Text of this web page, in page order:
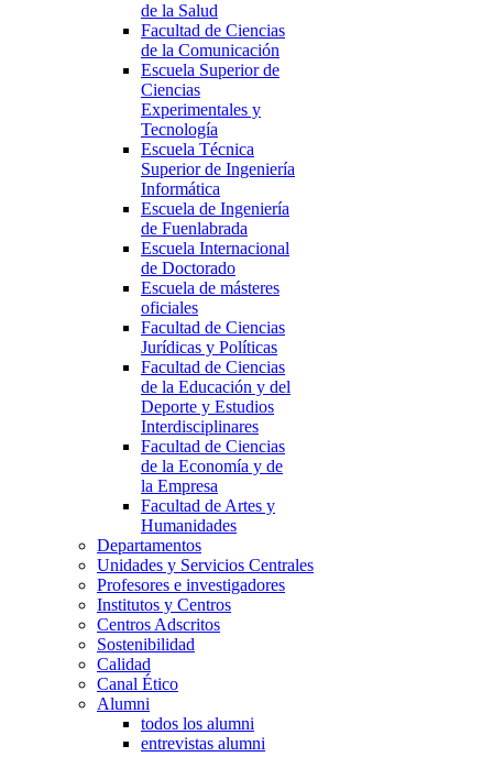
de la Salud
Facultad de Ciencias
de la Comunicación
Escuela Superior de
Ciencias
Experimentales y
Tecnología
Escuela Técnica
Superior de Ingeniería
Informática
Escuela de Ingeniería
de Fuenlabrada
Escuela Internacional
de Doctorado
Escuela de másteres
oficiales
Facultad de Ciencias
Jurídicas y Políticas
Facultad de Ciencias
de la Educación y del
Deporte y Estudios
Interdisciplinares
Facultad de Ciencias
de la Economía y de
la Empresa
Facultad de Artes y
Humanidades
Departamentos
Unidades y Servicios Centrales
Profesores e investigadores
Institutos y Centros
Centros Adscritos
Sostenibilidad
Calidad
Canal Ético
Alumni
todos los alumni
entrevistas alumni